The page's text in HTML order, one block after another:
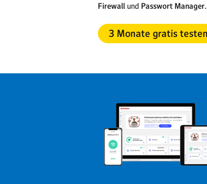
Firewall und Passwort Manager.
3 Monate gratis testen